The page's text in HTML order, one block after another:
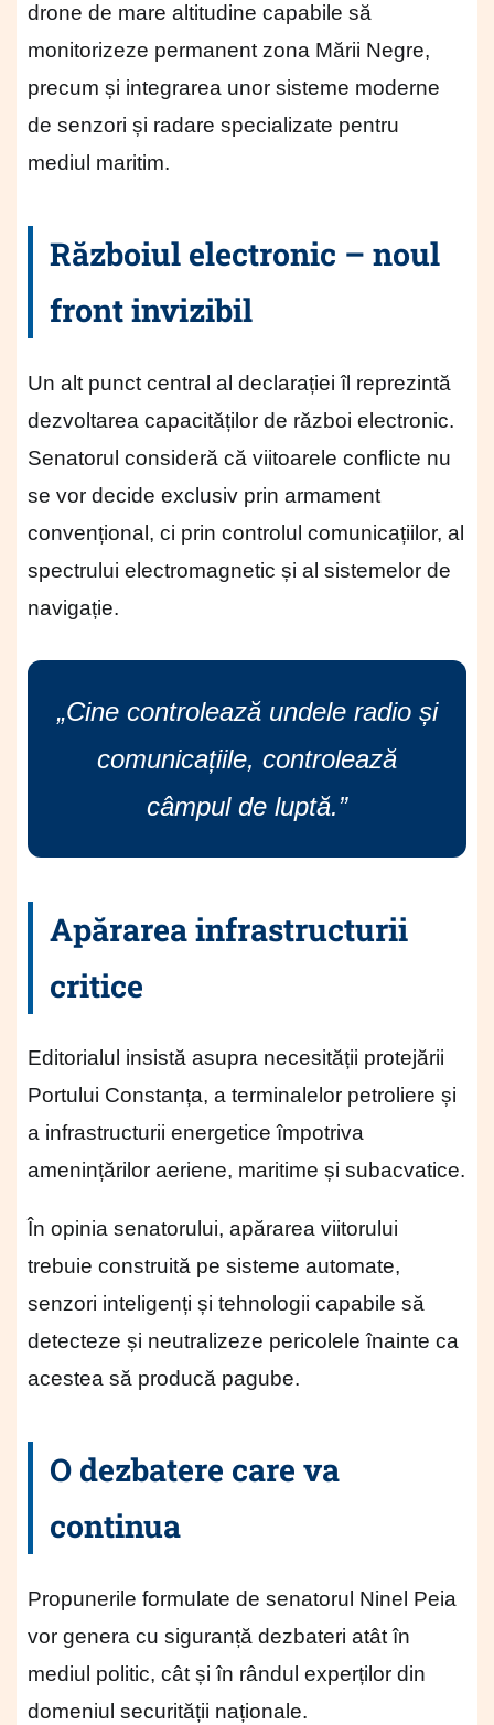
drone de mare altitudine capabile să
monitorizeze permanent zona Mării Negre,
precum și integrarea unor sisteme moderne
de senzori și radare specializate pentru
mediul maritim.
Războiul electronic – noul
front invizibil
Un alt punct central al declarației îl reprezintă
dezvoltarea capacităților de război electronic.
Senatorul consideră că viitoarele conflicte nu
se vor decide exclusiv prin armament
convențional, ci prin controlul comunicațiilor, al
spectrului electromagnetic și al sistemelor de
navigație.
„Cine controlează undele radio și
comunicațiile, controlează
câmpul de luptă.”
Apărarea infrastructurii
critice
Editorialul insistă asupra necesității protejării
Portului Constanța, a terminalelor petroliere și
a infrastructurii energetice împotriva
amenințărilor aeriene, maritime și subacvatice.
În opinia senatorului, apărarea viitorului
trebuie construită pe sisteme automate,
senzori inteligenți și tehnologii capabile să
detecteze și neutralizeze pericolele înainte ca
acestea să producă pagube.
O dezbatere care va
continua
Propunerile formulate de senatorul Ninel Peia
vor genera cu siguranță dezbateri atât în
mediul politic, cât și în rândul experților din
domeniul securității naționale.